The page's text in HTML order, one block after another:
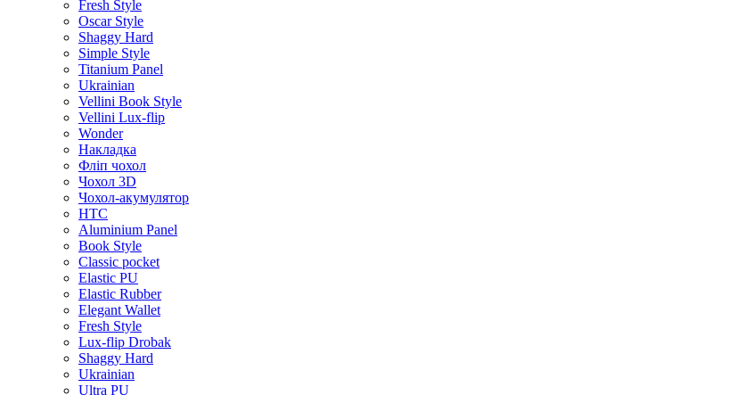
Fresh Style
Oscar Style
Shaggy Hard
Simple Style
Titanium Panel
Ukrainian
Vellini Book Style
Vellini Lux-flip
Wonder
Накладка
Фліп чохол
Чохол 3D
Чохол-акумулятор
HTC
Aluminium Panel
Book Style
Classic pocket
Elastic PU
Elastic Rubber
Elegant Wallet
Fresh Style
Lux-flip Drobak
Shaggy Hard
Ukrainian
Ultra PU